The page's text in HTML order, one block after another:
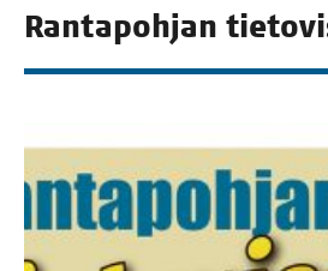
Ran­ta­poh­jan